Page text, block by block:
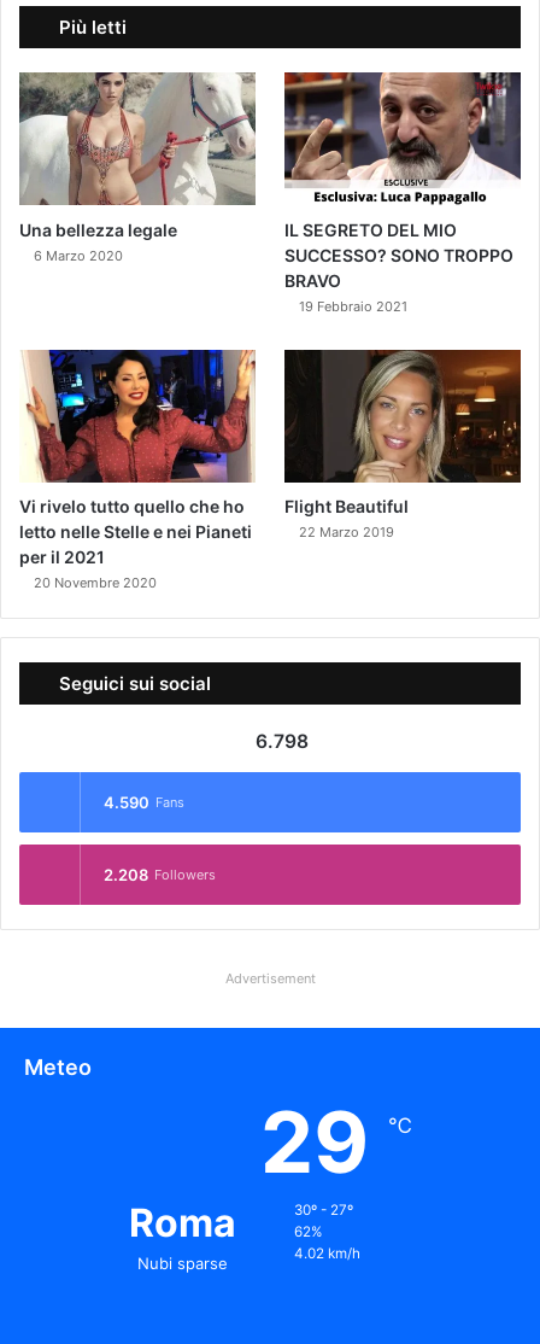
Più letti
Una bellezza legale
6 Marzo 2020
IL SEGRETO DEL MIO
SUCCESSO? SONO TROPPO
BRAVO
19 Febbraio 2021
Vi rivelo tutto quello che ho
letto nelle Stelle e nei Pianeti
per il 2021
20 Novembre 2020
Flight Beautiful
22 Marzo 2019
Seguici sui social
6.798
4.590 Fans
2.208 Followers
Advertisement
Meteo
Roma
Nubi sparse
29 ℃
30º - 27º
62%
4.02 km/h